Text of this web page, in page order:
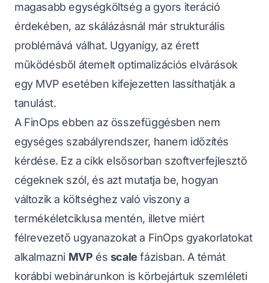
magasabb egységköltség a gyors iteráció
érdekében, az skálázásnál már strukturális
problémává válhat. Ugyanígy, az érett
működésből átemelt optimalizációs elvárások
egy MVP esetében kifejezetten lassíthatják a
tanulást.
A FinOps ebben az összefüggésben nem
egységes szabályrendszer, hanem időzítés
kérdése. Ez a cikk elsősorban szoftverfejlesztő
cégeknek szól, és azt mutatja be, hogyan
változik a költséghez való viszony a
termékéletciklusa mentén, illetve miért
félrevezető ugyanazokat a FinOps gyakorlatokat
alkalmazni MVP és scale fázisban. A témát
korábbi webinárunkon is körbejártuk szemléleti